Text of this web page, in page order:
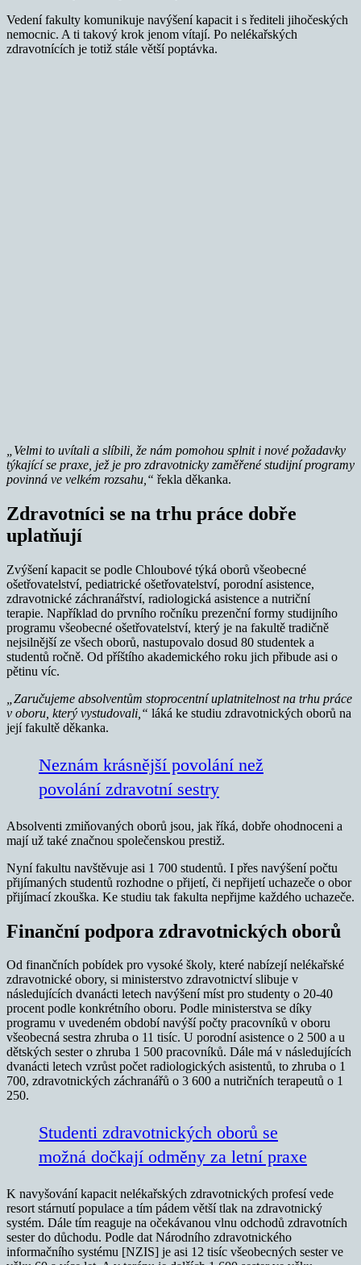
Vedení fakulty komunikuje navýšení kapacit i s řediteli jihočeských
nemocnic. A ti takový krok jenom vítají. Po nelékařských
zdravotnících je totiž stále větší poptávka.
„Velmi to uvítali a slíbili, že nám pomohou splnit i nové požadavky
týkající se praxe, jež je pro zdravotnicky zaměřené studijní programy
povinná ve velkém rozsahu,“ řekla děkanka.
Zdravotníci se na trhu práce dobře
uplatňují
Zvýšení kapacit se podle Chloubové týká oborů všeobecné
ošetřovatelství, pediatrické ošetřovatelství, porodní asistence,
zdravotnické záchranářství, radiologická asistence a nutriční
terapie. Například do prvního ročníku prezenční formy studijního
programu všeobecné ošetřovatelství, který je na fakultě tradičně
nejsilnější ze všech oborů, nastupovalo dosud 80 studentek a
studentů ročně. Od příštího akademického roku jich přibude asi o
pětinu víc.
„Zaručujeme absolventům stoprocentní uplatnitelnost na trhu práce
v oboru, který vystudovali,“ láká ke studiu zdravotnických oborů na
její fakultě děkanka.
Neznám krásnější povolání než
povolání zdravotní sestry
Absolventi zmiňovaných oborů jsou, jak říká, dobře ohodnoceni a
mají už také značnou společenskou prestiž.
Nyní fakultu navštěvuje asi 1 700 studentů. I přes navýšení počtu
přijímaných studentů rozhodne o přijetí, či nepřijetí uchazeče o obor
přijímací zkouška. Ke studiu tak fakulta nepřijme každého uchazeče.
Finanční podpora zdravotnických oborů
Od finančních pobídek pro vysoké školy, které nabízejí nelékařské
zdravotnické obory, si ministerstvo zdravotnictví slibuje v
následujících dvanácti letech navýšení míst pro studenty o 20-40
procent podle konkrétního oboru. Podle ministerstva se díky
programu v uvedeném období navýší počty pracovníků v oboru
všeobecná sestra zhruba o 11 tisíc. U porodní asistence o 2 500 a u
dětských sester o zhruba 1 500 pracovníků. Dále má v následujících
dvanácti letech vzrůst počet radiologických asistentů, to zhruba o 1
700, zdravotnických záchranářů o 3 600 a nutričních terapeutů o 1
250.
Studenti zdravotnických oborů se
možná dočkají odměny za letní praxe
K navyšování kapacit nelékařských zdravotnických profesí vede
resort stárnutí populace a tím pádem větší tlak na zdravotnický
systém. Dále tím reaguje na očekávanou vlnu odchodů zdravotních
sester do důchodu. Podle dat Národního zdravotnického
informačního systému [NZIS] je asi 12 tisíc všeobecných sester ve